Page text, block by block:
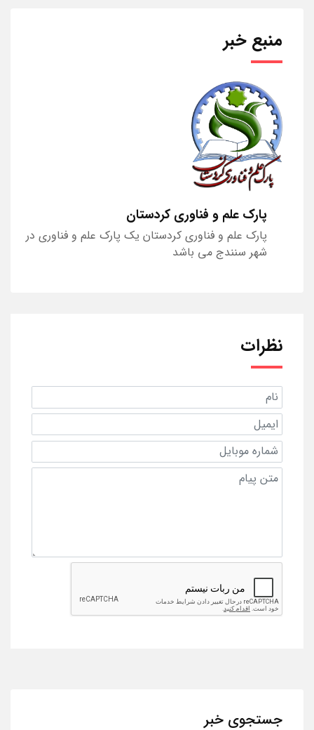
منبع خبر
پارک علم و فناوری کردستان
پارک علم و فناوری کردستان یک پارک علم و فناوری در
شهر سنندج می باشد
نظرات
جستجوی خبر